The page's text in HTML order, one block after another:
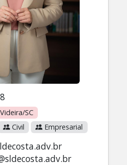
Videira/SC
Civil Empresarial